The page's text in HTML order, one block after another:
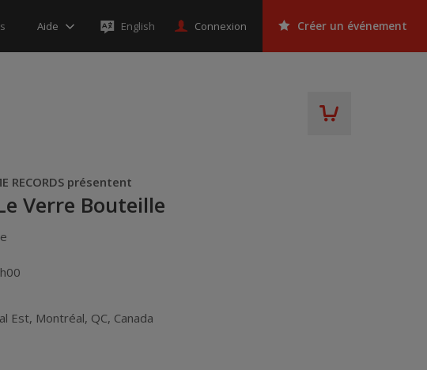
Aide English Connexion Créer un événement
RECORDS présentent
Verre Bouteille
Est, Montréal, QC, Canada